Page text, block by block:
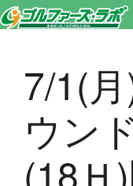
です。新宿区、若松河田で気軽にゴルフレッス
7/1(
ウン
(18Ｈ